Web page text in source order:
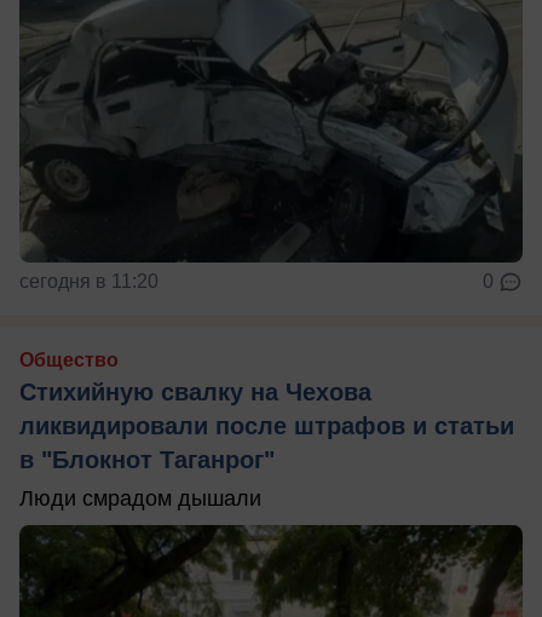
сегодня в 11:20 0
Общество
Стихийную свалку на Чехова
ликвидировали после штрафов и статьи
в "Блокнот Таганрог"
Люди смрадом дышали